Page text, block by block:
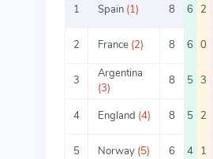
1 Spain (1) 8 6 2
2
France (2) 8 6 0
3
Argentina
(3)
8 5 3
4
England (4) 8 5 2
5
Norway (5) 6 4 1